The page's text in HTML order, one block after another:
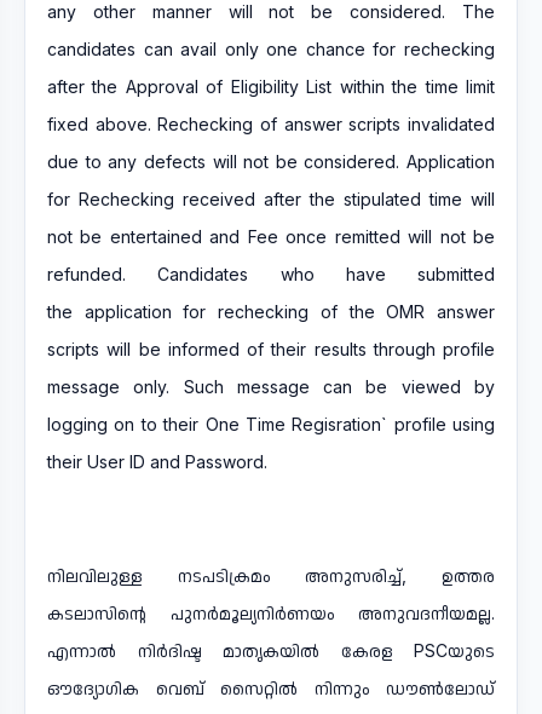
any other manner will not be considered. The
candidates can avail only one chance for rechecking
after the Approval of Eligibility List within the time limit
fixed above. Rechecking of answer scripts invalidated
due to any defects will not be considered. Application
for Rechecking received after the stipulated time will
not be entertained and Fee once remitted will not be
refunded. Candidates who have submitted
the application for rechecking of the OMR answer
scripts will be informed of their results through profile
message only. Such message can be viewed by
logging on to their One Time Regisration` profile using
their User ID and Password.
നിലവിലുള്ള നടപടിക്രമം അനുസരിച്ച്, ഉത്തര
കടലാസിന്റെ പുനർമൂല്യനിർണയം അനുവദനീയമല്ല.
എന്നാൽ നിർദിഷ്ട മാതൃകയിൽ കേരള PSCയുടെ
ഔദ്യോഗിക വെബ് സൈറ്റിൽ നിന്നും ഡൗൺലോഡ്